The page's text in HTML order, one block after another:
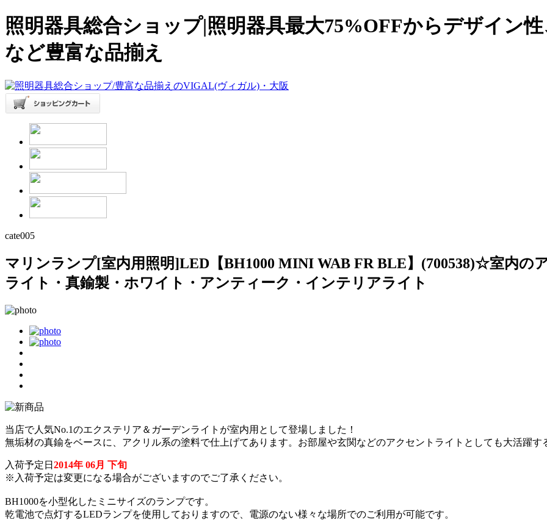
照明器具総合ショップ|照明器具最大75%OFFからデザイン
など豊富な品揃え
cate005
マリンランプ[室内用照明]LED【BH1000 MINI WAB FR BLE】(700538)☆室内の
ライト・真鍮製・ホワイト・アンティーク・インテリアライト
当店で人気No.1のエクステリア＆ガーデンライトが室内用として登場しました！
無垢材の真鍮をベースに、アクリル系の塗料で仕上げてあります。お部屋や玄関などのアクセントライトとしても大活躍す
入荷予定日 2014年 06月 下旬
※入荷予定は変更になる場合がございますのでご了承ください。
BH1000を小型化したミニサイズのランプです。
乾電池で点灯するLEDランプを使用しておりますので、電源のない様々な場所でのご利用が可能です。